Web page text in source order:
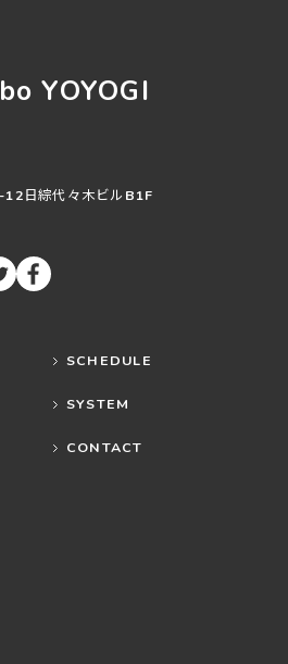
YOYOGI
12日綜代々木ビルB1F
SCHEDULE
SYSTEM
CONTACT